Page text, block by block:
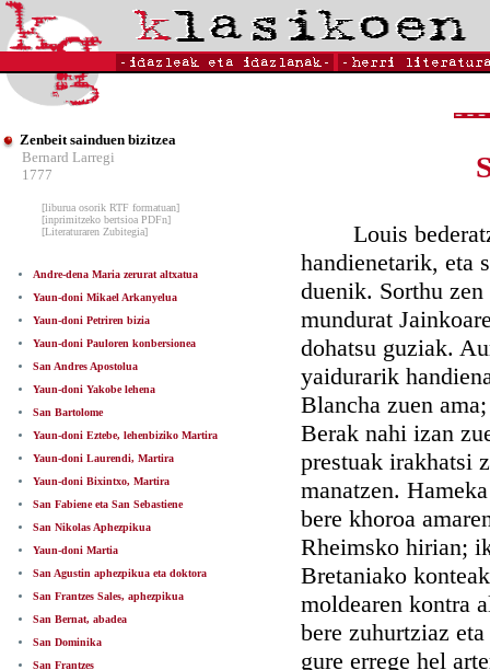
Zenbeit sainduen bizitzea
Bernard Larregi
1777
[liburua osorik RTF formatuan]
[inprimitzeko bertsioa PDFn]
[Literaturaren Zubitegia]
Andre-dena Maria zerurat altxatua
Yaun-doni Mikael Arkanyelua
Yaun-doni Petriren bizia
Yaun-doni Pauloren konbersionea
San Andres Apostolua
Yaun-doni Yakobe lehena
San Bartolome
Yaun-doni Eztebe, lehenbiziko Martira
Yaun-doni Laurendi, Martira
Yaun-doni Bixintxo, Martira
San Fabiene eta San Sebastiene
San Nikolas Aphezpikua
Yaun-doni Martia
San Agustin aphezpikua eta doktora
San Frantzes Sales, aphezpikua
San Bernat, abadea
San Dominika
San Frantzes
Louis
handienetarik, eta
duenik. Sorthu
mundurat
dohatsu guziak.
yaidurarik
Blancha zuen
Berak nahi izan
prestuak irakhatsi
manatzen.
bere khoroa
Rheimsko hirian;
Bretaniako
moldearen kontra
bere zuhurtziaz
gure errege hel